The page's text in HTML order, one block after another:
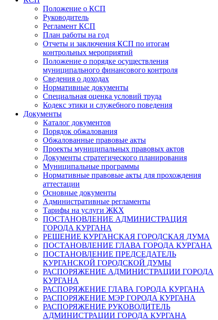
Положение о КСП
Руководитель
Регламент КСП
План работы на год
Отчеты и заключения КСП по итогам
контрольных мероприятий
Положение о порядке осуществления
муниципального финансового контроля
Сведения о доходах
Нормативные документы
Специальная оценка условий труда
Кодекс этики и служебного поведения
Документы
Каталог документов
Порядок обжалования
Обжалованные правовые акты
Проекты муниципальных правовых актов
Документы стратегического планирования
Муниципальные программы
Нормативные правовые акты для прохождения
аттестации
Основные документы
Административные регламенты
Тарифы на услуги ЖКХ
ПОСТАНОВЛЕНИЕ АДМИНИСТРАЦИЯ
ГОРОДА КУРГАНА
РЕШЕНИЕ КУРГАНСКАЯ ГОРОДСКАЯ ДУМА
ПОСТАНОВЛЕНИЕ ГЛАВА ГОРОДА КУРГАНА
ПОСТАНОВЛЕНИЕ ПРЕДСЕДАТЕЛЬ
КУРГАНСКОЙ ГОРОДСКОЙ ДУМЫ
РАСПОРЯЖЕНИЕ АДМИНИСТРАЦИИ ГОРОДА
КУРГАНА
РАСПОРЯЖЕНИЕ ГЛАВА ГОРОДА КУРГАНА
РАСПОРЯЖЕНИЕ МЭР ГОРОДА КУРГАНА
РАСПОРЯЖЕНИЕ РУКОВОДИТЕЛЬ
АДМИНИСТРАЦИИ ГОРОДА КУРГАНА